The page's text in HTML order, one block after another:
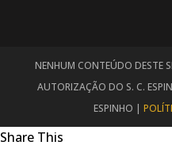
NENHUM CONTEÚDO DESTE
AUTORIZAÇÃO DO S. C.
ESPINHO |
Share This